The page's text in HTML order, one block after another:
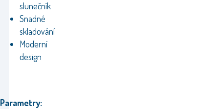
slunečník
Snadné
skladování
Moderní
design
Parametry: